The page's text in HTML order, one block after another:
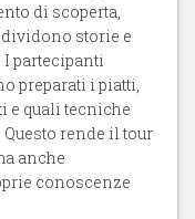
di scoperta,
storie e
partecipanti
preparati i piatti,
e quali tecniche
rende il tour
anche
conoscenze